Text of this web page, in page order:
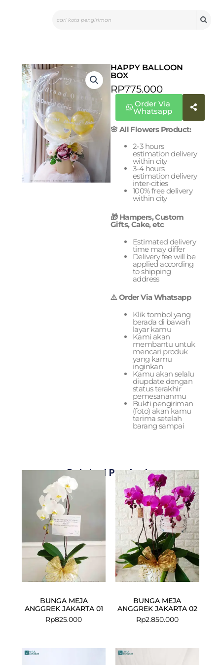
HAPPY BALLOON
BOX
RP775.000
Order Via
Whatsapp
🌸 All Flowers Product:
2-3 hours
estimation delivery
within city
3-4 hours
estimation delivery
inter-cities
100% free delivery
within city
🎁 Hampers, Custom
Gifts, Cake, etc
Estimated delivery
time may differ
Delivery fee will be
applied according
to shipping
address
⚠️ Order Via Whatsapp
Klik tombol yang
berada di bawah
layar kamu
Kami akan
membantu untuk
mencari produk
yang kamu
inginkan
Kamu akan selalu
diupdate dengan
status terakhir
pemesananmu
Bukti pengiriman
(foto) akan kamu
terima setelah
barang sampai
Related Products
BUNGA MEJA
ANGGREK JAKARTA 01
Rp825.000
BUNGA MEJA
ANGGREK JAKARTA 02
Rp2.850.000